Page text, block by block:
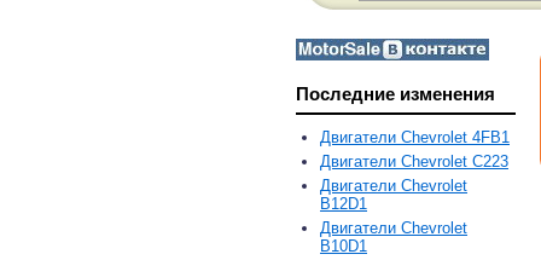
Последние изменения
Двигатели Chevrolet 4FB1
Двигатели Chevrolet C223
Двигатели Chevrolet
B12D1
Двигатели Chevrolet
B10D1